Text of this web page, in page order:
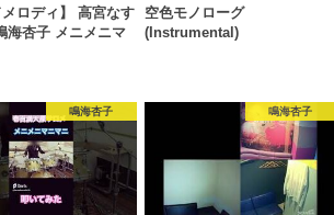
メロディ】 高宮なす
海杏子 メニメニマ
空色モノローグ
(Instrumental)
鳴海杏子 鳴海杏子